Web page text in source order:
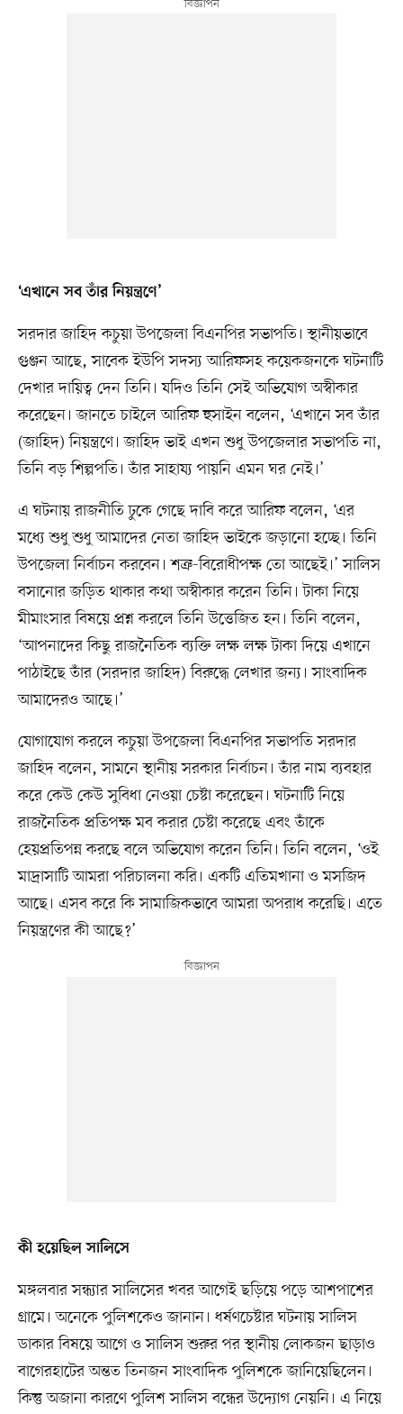
‘এখানে সব তাঁর নিয়ন্ত্রণে’
সরদার জাহিদ কচুয়া উপজেলা বিএনপির সভাপতি। স্থানীয়ভাবে
গুঞ্জন আছে, সাবেক ইউপি সদস্য আরিফসহ কয়েকজনকে ঘটনাটি
দেখার দায়িত্ব দেন তিনি। যদিও তিনি সেই অভিযোগ অস্বীকার
করেছেন। জানতে চাইলে আরিফ হুসাইন বলেন, ‘এখানে সব তাঁর
(জাহিদ) নিয়ন্ত্রণে। জাহিদ ভাই এখন শুধু উপজেলার সভাপতি না,
তিনি বড় শিল্পপতি। তাঁর সাহায্য পায়নি এমন ঘর নেই।’
এ ঘটনায় রাজনীতি ঢুকে গেছে দাবি করে আরিফ বলেন, ‘এর
মধ্যে শুধু শুধু আমাদের নেতা জাহিদ ভাইকে জড়ানো হচ্ছে। তিনি
উপজেলা নির্বাচন করবেন। শত্রু-বিরোধীপক্ষ তো আছেই।’ সালিস
বসানোর জড়িত থাকার কথা অস্বীকার করেন তিনি। টাকা নিয়ে
মীমাংসার বিষয়ে প্রশ্ন করলে তিনি উত্তেজিত হন। তিনি বলেন,
‘আপনাদের কিছু রাজনৈতিক ব্যক্তি লক্ষ লক্ষ টাকা দিয়ে এখানে
পাঠাইছে তাঁর (সরদার জাহিদ) বিরুদ্ধে লেখার জন্য। সাংবাদিক
আমাদেরও আছে।’
যোগাযোগ করলে কচুয়া উপজেলা বিএনপির সভাপতি সরদার
জাহিদ বলেন, সামনে স্থানীয় সরকার নির্বাচন। তাঁর নাম ব্যবহার
করে কেউ কেউ সুবিধা নেওয়া চেষ্টা করেছেন। ঘটনাটি নিয়ে
রাজনৈতিক প্রতিপক্ষ মব করার চেষ্টা করেছে এবং তাঁকে
হেয়প্রতিপন্ন করছে বলে অভিযোগ করেন তিনি। তিনি বলেন, ‘ওই
মাদ্রাসাটি আমরা পরিচালনা করি। একটি এতিমখানা ও মসজিদ
আছে। এসব করে কি সামাজিকভাবে আমরা অপরাধ করেছি। এতে
নিয়ন্ত্রণের কী আছে?’
কী হয়েছিল সালিসে
মঙ্গলবার সন্ধ্যার সালিসের খবর আগেই ছড়িয়ে পড়ে আশপাশের
গ্রামে। অনেকে পুলিশকেও জানান। ধর্ষণচেষ্টার ঘটনায় সালিস
ডাকার বিষয়ে আগে ও সালিস শুরুর পর স্থানীয় লোকজন ছাড়াও
বাগেরহাটের অন্তত তিনজন সাংবাদিক পুলিশকে জানিয়েছিলেন।
কিন্তু অজানা কারণে পুলিশ সালিস বন্ধের উদ্যোগ নেয়নি। এ নিয়ে